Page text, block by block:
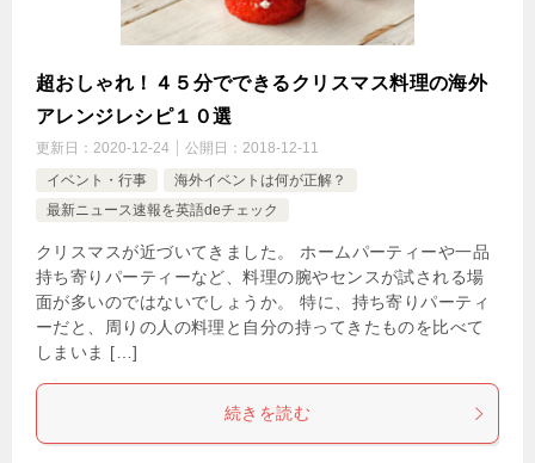
超おしゃれ！４５分でできるクリスマス料理の海外
アレンジレシピ１０選
更新日： 2020-12-24 公開日： 2018-12-11
イベント・行事
海外イベントは何が正解？
最新ニュース速報を英語deチェック
クリスマスが近づいてきました。 ホームパーティーや一品
持ち寄りパーティーなど、料理の腕やセンスが試される場
面が多いのではないでしょうか。 特に、持ち寄りパーティ
ーだと、周りの人の料理と自分の持ってきたものを比べて
しまいま […]
続きを読む